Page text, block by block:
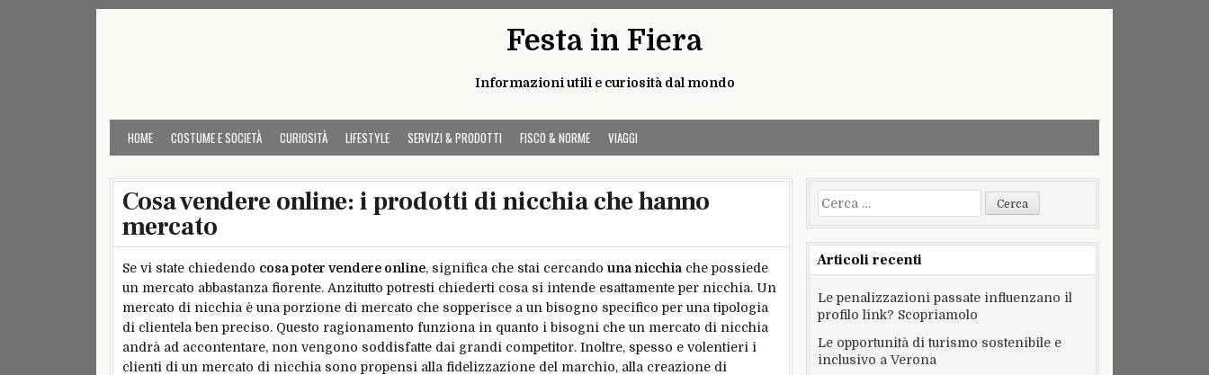
Festa in Fiera
Informazioni utili e curiosità dal mondo
HOME COSTUME E SOCIETÀ CURIOSITÀ LIFESTYLE SERVIZI & PRODOTTI FISCO & NORME VIAGGI
Cosa vendere online: i prodotti di nicchia che hanno
mercato
Se vi state chiedendo cosa poter vendere online, significa che stai cercando una nicchia che possiede
un mercato abbastanza fiorente. Anzitutto potresti chiederti cosa si intende esattamente per nicchia. Un
mercato di nicchia è una porzione di mercato che sopperisce a un bisogno specifico per una tipologia
di clientela ben preciso. Questo ragionamento funziona in quanto i bisogni che un mercato di nicchia
andrà ad accontentare, non vengono soddisfatte dai grandi competitor. Inoltre, spesso e volentieri i
clienti di un mercato di nicchia sono propensi alla fidelizzazione del marchio, alla creazione di
Ricerca
per:
Articoli recenti
Le penalizzazioni passate influenzano il
profilo link? Scopriamolo
Le opportunità di turismo sostenibile e
inclusivo a Verona